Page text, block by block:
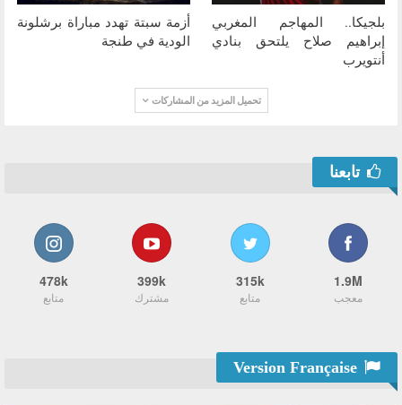
بلجيكا.. المهاجم المغربي
إبراهيم صلاح يلتحق بنادي
أنتويرب
أزمة سبتة تهدد مباراة برشلونة
الودية في طنجة
تحميل المزيد من المشاركات
تابعنا
1.9M
معجب
315k
متابع
399k
مشترك
478k
متابع